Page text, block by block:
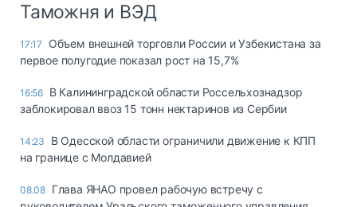
Таможня и ВЭД
17:17
Объем внешней торговли России и Узбекистана за
первое полугодие показал рост на 15,7%
16:56 В Калининградской области Россельхознадзор
заблокировал ввоз 15 тонн нектаринов из Сербии
14:23
В Одесской области ограничили движение к КПП
на границе с Молдавией
08.08 Глава ЯНАО провел рабочую встречу с